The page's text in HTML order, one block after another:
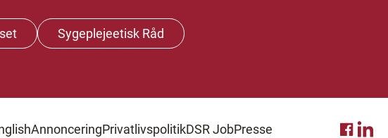
Sygeplejeetisk Råd
AnnonceringPrivatlivspolitikDSR JobPresse